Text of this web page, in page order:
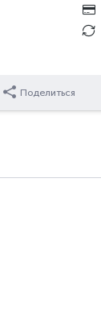
Поделиться